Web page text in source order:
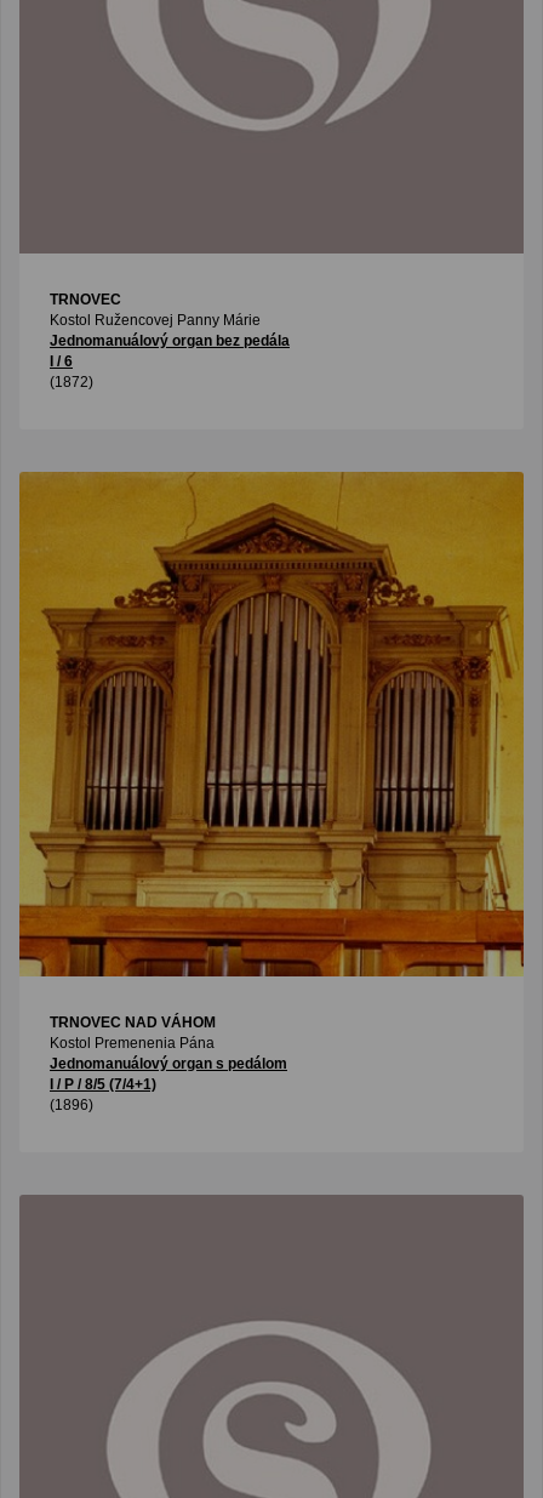
TRNOVEC
Kostol Ružencovej Panny Márie
Jednomanuálový organ bez pedála
I / 6
(1872)
TRNOVEC NAD VÁHOM
Kostol Premenenia Pána
Jednomanuálový organ s pedálom
I / P / 8/5 (7/4+1)
(1896)